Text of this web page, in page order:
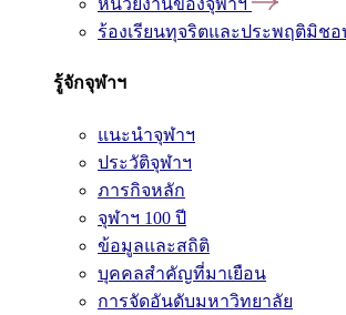
หน่วยงานของจุฬาฯ
ร้องเรียนทุจริตและประพฤติมิชอ
รู้จักจุฬาฯ
แนะนำจุฬาฯ
ประวัติจุฬาฯ
ภารกิจหลัก
จุฬาฯ 100 ปี
ข้อมูลและสถิติ
บุคคลสำคัญที่มาเยือน
การจัดอันดับมหาวิทยาลัย